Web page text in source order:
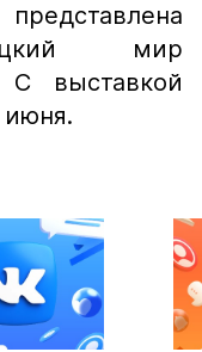
мир
С выставкой
июня.